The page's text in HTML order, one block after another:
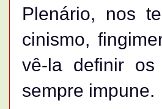
Plenário, nos
cinismo,
vê-la definir
sempre impune.